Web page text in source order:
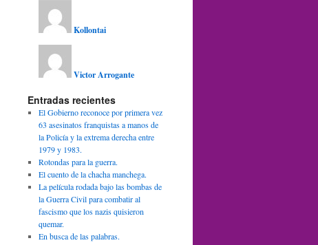
Kollontai
Victor Arrogante
Entradas recientes
El Gobierno reconoce por primera vez
63 asesinatos franquistas a manos de
la Policía y la extrema derecha entre
1979 y 1983.
Rotondas para la guerra.
El cuento de la chacha manchega.
La película rodada bajo las bombas de
la Guerra Civil para combatir al
fascismo que los nazis quisieron
quemar.
En busca de las palabras.